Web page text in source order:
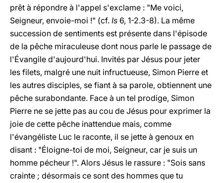
prêt à répondre à l'appel s'exclame : "Me voici,
Seigneur, envoie-moi !" (cf. Is 6, 1-2.3-8). La même
succession de sentiments est présente dans l'épisode
de la pêche miraculeuse dont nous parle le passage de
l'Évangile d'aujourd'hui. Invités par Jésus pour jeter
les filets, malgré une nuit infructueuse, Simon Pierre et
les autres disciples, se fiant à sa parole, obtiennent une
pêche surabondante. Face à un tel prodige, Simon
Pierre ne se jette pas au cou de Jésus pour exprimer la
joie de cette pêche inattendue mais, comme
l'évangéliste Luc le raconte, il se jette à genoux en
disant : "Éloigne-toi de moi, Seigneur, car je suis un
homme pécheur !". Alors Jésus le rassure : "Sois sans
crainte ; désormais ce sont des hommes que tu